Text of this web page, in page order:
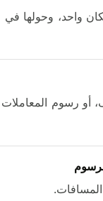
واحد، وحولها في
رسوم المعاملات